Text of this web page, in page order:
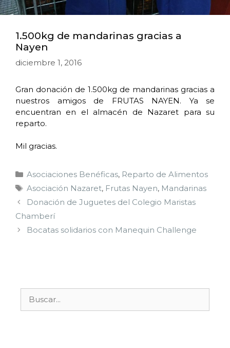
1.500kg de mandarinas gracias a
Nayen
diciembre 1, 2016
Gran donación de 1.500kg de mandarinas gracias a
nuestros amigos de FRUTAS NAYEN. Ya se
encuentran en el almacén de Nazaret para su
reparto.
Mil gracias.
Asociaciones Benéficas, Reparto de Alimentos
Asociación Nazaret, Frutas Nayen, Mandarinas
Donación de Juguetes del Colegio Maristas
Chamberí
Bocatas solidarios con Manequin Challenge